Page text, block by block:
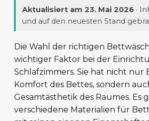
Aktualisiert am 23. Mai 2026·
und auf den neuesten Stand
Die Wahl der richtigen
wichtiger Faktor bei der
Schlafzimmers. Sie hat nicht nur
Komfort des Bettes, sondern
Gesamtästhetik des Raumes. Es
verschiedene Materialien für